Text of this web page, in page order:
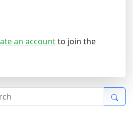
an accountto join the